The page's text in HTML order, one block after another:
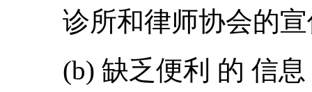
诊所和律师协会的
(b) 缺乏便利 的 信